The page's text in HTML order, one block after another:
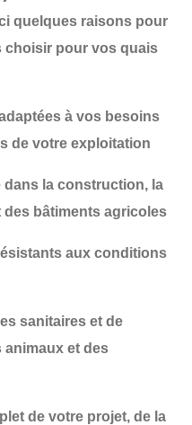
quelques raisons pour
choisir pour vos quais
à vos besoins
de votre exploitation
dans la construction, la
bâtiments agricoles
aux conditions
sanitaires et de
animaux et des
de votre projet, de la